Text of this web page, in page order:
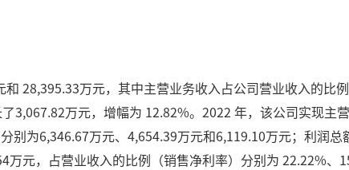
28,395.33万元，其中主营业务收入占公司营业收入的比例
3,067.82万元，增幅为 12.82%。2022 年，该公司实现主
为6,346.67万元、4,654.39万元和6,119.10万元；利润总
元，占营业收入的比例（销售净利率）分别为 22.22%、